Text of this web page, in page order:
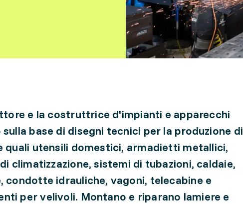
e la costruttrice d'impianti e apparecchi
sulla base di disegni tecnici per la produzione di
utensili domestici, armadietti metallici,
climatizzazione, sistemi di tubazioni, caldaie,
condotte idrauliche, vagoni, telecabine e
per velivoli. Montano e riparano lamiere e